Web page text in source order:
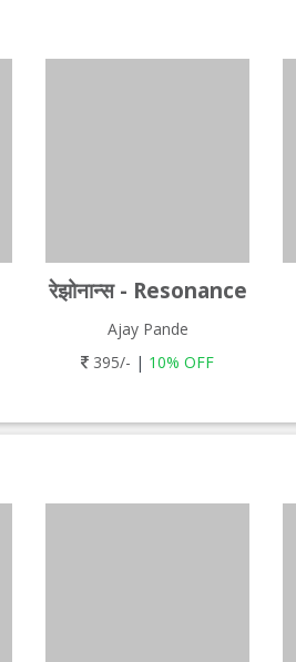
रेझोनान्स - Resonance
Ajay Pande
395/- | 10% OFF